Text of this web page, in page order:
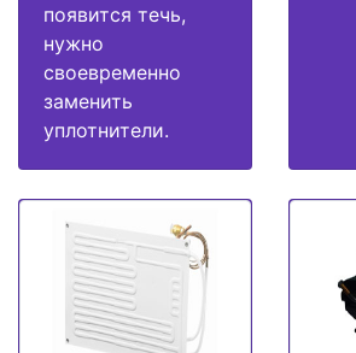
появится течь,
нужно
своевременно
заменить
уплотнители.